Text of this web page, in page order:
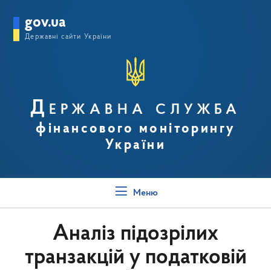
gov.ua
Державні сайти України
Державна служба
фінансового моніторингу
України
Меню
Аналіз підозрілих
транзакцій у податковій